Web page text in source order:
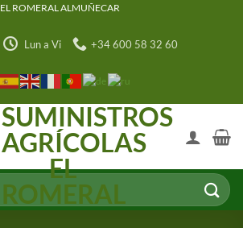
EL ROMERAL ALMUÑECAR
Lun a Vi +34 600 58 32 60
SUMINISTROS
AGRÍCOLAS
EL
ROMERAL